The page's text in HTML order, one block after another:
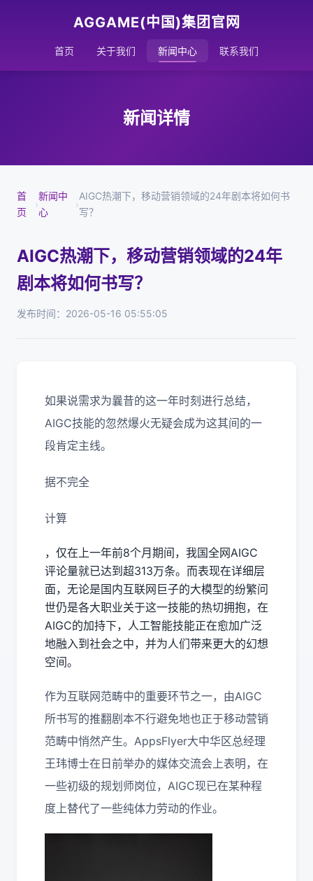
AGGAME(中国)集团官网
首页 关于我们 新闻中心 联系我们
新闻详情
首
页
›
新闻中
心
›
AIGC热潮下，移动营销领域的24年剧本将如何书
写？
AIGC热潮下，移动营销领域的24年
剧本将如何书写？
发布时间：2026-05-16 05:55:05
如果说需求为曩昔的这一年时刻进行总结，
AIGC技能的忽然爆火无疑会成为这其间的一
段肯定主线。
据不完全
计算
，仅在上一年前8个月期间，我国全网AIGC
评论量就已达到超313万条。而表现在详细层
面，无论是国内互联网巨子的大模型的纷繁问
世仍是各大职业关于这一技能的热切拥抱，在
AIGC的加持下，人工智能技能正在愈加广泛
地融入到社会之中，并为人们带来更大的幻想
空间。
作为互联网范畴中的重要环节之一，由AIGC
所书写的推翻剧本不行避免地也正于移动营销
范畴中悄然产生。AppsFlyer大中华区总经理
王玮博士在日前举办的媒体交流会上表明，在
一些初级的规划师岗位，AIGC现已在某种程
度上替代了一些纯体力劳动的作业。